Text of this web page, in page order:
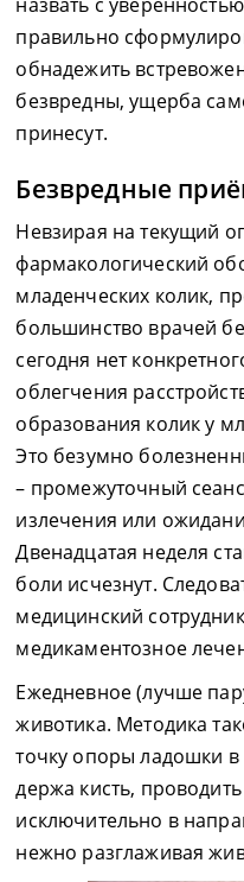
правильно
обнадежить
безвредны, ущерба
принесут.
Безвредные
Невзирая на текущий
фармакологический
младенческих колик,
большинство врачей
сегодня нет
облегчения
образования колик у
Это безумно
– промежуточный
излечения или
Двенадцатая неделя
боли исчезнут.
медицинский
медикаментозное
Ежедневное (лучше
животика. Методика
точку опоры ладошки в
держа кисть,
исключительно в
нежно разглаживая